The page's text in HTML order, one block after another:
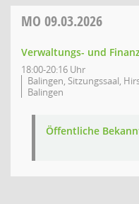
MO 09.03.2026
Verwaltungs- und
18:00-20:16 Uhr
Balingen, Sitzungssaal,
Balingen
Öffentliche